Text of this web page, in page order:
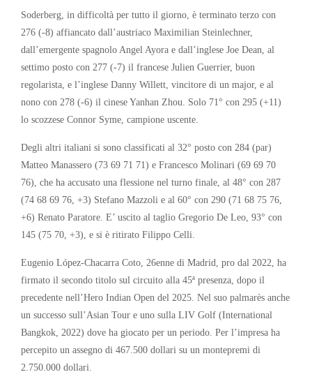
Soderberg, in difficoltà per tutto il giorno, è terminato terzo con
276 (-8) affiancato dall’austriaco Maximilian Steinlechner,
dall’emergente spagnolo Angel Ayora e dall’inglese Joe Dean, al
settimo posto con 277 (-7) il francese Julien Guerrier, buon
regolarista, e l’inglese Danny Willett, vincitore di un major, e al
nono con 278 (-6) il cinese Yanhan Zhou. Solo 71° con 295 (+11)
lo scozzese Connor Syme, campione uscente.
Degli altri italiani si sono classificati al 32° posto con 284 (par)
Matteo Manassero (73 69 71 71) e Francesco Molinari (69 69 70
76), che ha accusato una flessione nel turno finale, al 48° con 287
(74 68 69 76, +3) Stefano Mazzoli e al 60° con 290 (71 68 75 76,
+6) Renato Paratore. E’ uscito al taglio Gregorio De Leo, 93° con
145 (75 70, +3), e si è ritirato Filippo Celli.
Eugenio López-Chacarra Coto, 26enne di Madrid, pro dal 2022, ha
firmato il secondo titolo sul circuito alla 45ª presenza, dopo il
precedente nell’Hero Indian Open del 2025. Nel suo palmarès anche
un successo sull’Asian Tour e uno sulla LIV Golf (International
Bangkok, 2022) dove ha giocato per un periodo. Per l’impresa ha
percepito un assegno di 467.500 dollari su un montepremi di
2.750.000 dollari.